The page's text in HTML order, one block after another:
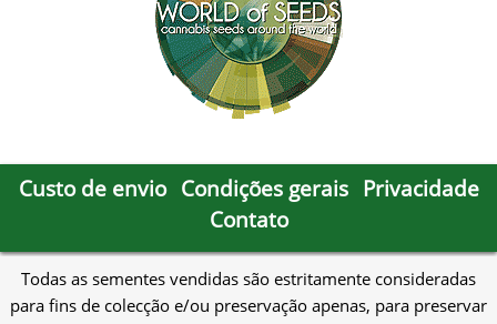
Custo de envio Condições gerais Privacidade
Contato
Todas as sementes vendidas são estritamente consideradas
para fins de colecção e/ou preservação apenas, para preservar